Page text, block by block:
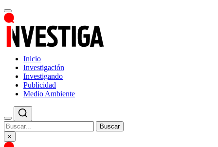
Inicio
Investigación
Investigando
Publicidad
Medio Ambiente
Buscar
×